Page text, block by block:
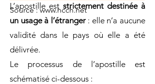
L’apostille est strictement destinée à
un usage à l’étranger: elle n’a aucune
validité dans le pays où elle a été
délivrée.
Le processus de l’apostille est
schématisé ci-dessous :
Source :www.hcch.net